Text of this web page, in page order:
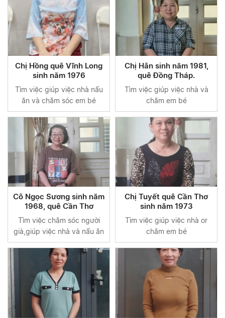
Chị Hồng quê Vĩnh Long
sinh năm 1976
Tìm việc giúp việc nhà nấu
ăn và chăm sóc em bé
Chị Hân sinh năm 1981,
quê Đồng Tháp.
Tìm việc giúp việc nhà và
chăm em bé
Cô Ngọc Sương sinh năm
1968, quê Cần Thơ
Tìm việc chăm sóc người
già,giúp việc nhà và nấu ăn
Chị Tuyết quê Cần Thơ
sinh năm 1973
Tìm việc giúp việc nhà or
chăm em bé